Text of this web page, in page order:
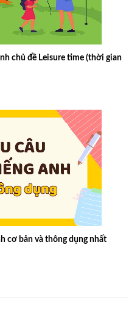
chủ đề Leisure time (thời gian
cơ bản và thông dụng nhất